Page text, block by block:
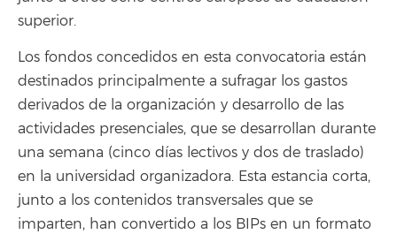
superior.
Los fondos concedidos en esta convocatoria están
destinados principalmente a sufragar los gastos
derivados de la organización y desarrollo de las
actividades presenciales, que se desarrollan durante
una semana (cinco días lectivos y dos de traslado)
en la universidad organizadora. Esta estancia corta,
junto a los contenidos transversales que se
imparten, han convertido a los BIPs en un formato